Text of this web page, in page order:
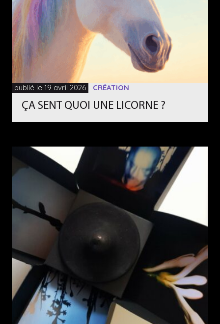
publié le 19 avril 2026 CRÉATION
ÇA SENT QUOI UNE LICORNE ?